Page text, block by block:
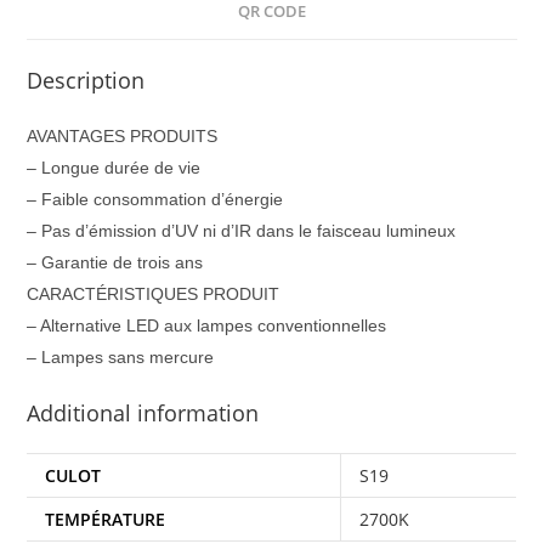
QR CODE
Description
AVANTAGES PRODUITS
– Longue durée de vie
– Faible consommation d’énergie
– Pas d’émission d’UV ni d’IR dans le faisceau lumineux
– Garantie de trois ans
CARACTÉRISTIQUES PRODUIT
– Alternative LED aux lampes conventionnelles
– Lampes sans mercure
Additional information
CULOT
S19
TEMPÉRATURE
2700K